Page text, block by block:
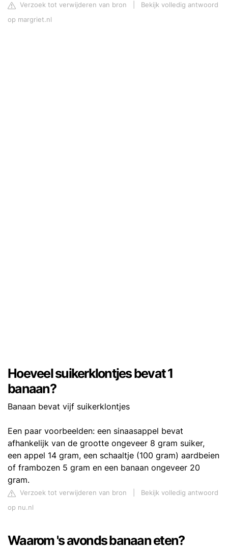
Verzoek tot verwijderen van bron
Bekijk volledig antwoord
op margriet.nl
Hoeveel suikerklontjes bevat 1
banaan?
Banaan bevat vijf suikerklontjes
Een paar voorbeelden: een sinaasappel bevat
afhankelijk van de grootte ongeveer 8 gram suiker,
een appel 14 gram, een schaaltje (100 gram) aardbeien
of frambozen 5 gram en een banaan ongeveer 20
gram.
Verzoek tot verwijderen van bron
Bekijk volledig antwoord
op nu.nl
Waarom 's avonds banaan eten?